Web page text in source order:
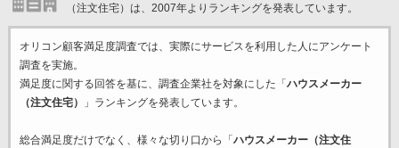
（注文住宅）は、2007年よりランキングを発表しています。
オリコン顧客満足度調査では、実際にサービスを利用した 人にアンケート
調査を実施。
満足度に関する回答を基に、調査企業社を対象にした「 ハウスメーカー
（注文住宅）
」ランキングを発表しています。
総合満足度だけでなく、様々な切り口から「 ハウスメーカー（注文住